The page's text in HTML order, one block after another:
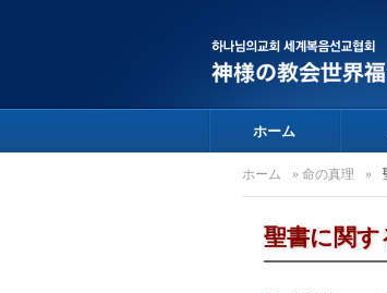
ホーム
ホーム » 命の真理 »
聖書に関す